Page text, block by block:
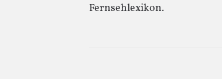
Fernsehlexikon.